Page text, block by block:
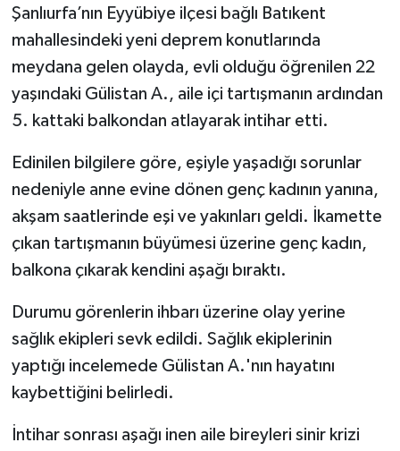
Şanlıurfa’nın Eyyübiye ilçesi bağlı Batıkent
mahallesindeki yeni deprem konutlarında
meydana gelen olayda, evli olduğu öğrenilen 22
yaşındaki Gülistan A., aile içi tartışmanın ardından
5. kattaki balkondan atlayarak intihar etti.
Edinilen bilgilere göre, eşiyle yaşadığı sorunlar
nedeniyle anne evine dönen genç kadının yanına,
akşam saatlerinde eşi ve yakınları geldi. İkamette
çıkan tartışmanın büyümesi üzerine genç kadın,
balkona çıkarak kendini aşağı bıraktı.
Durumu görenlerin ihbarı üzerine olay yerine
sağlık ekipleri sevk edildi. Sağlık ekiplerinin
yaptığı incelemede Gülistan A.'nın hayatını
kaybettiğini belirledi.
İntihar sonrası aşağı inen aile bireyleri sinir krizi